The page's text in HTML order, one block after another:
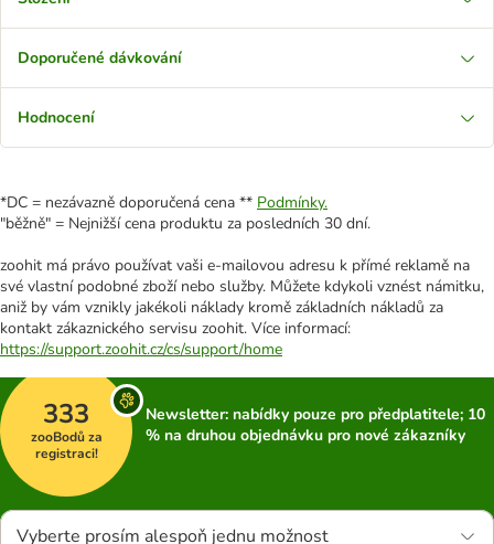
Doporučené dávkování
Hodnocení
*DC = nezávazně doporučená cena ** Podmínky.
"běžně" = Nejnižší cena produktu za posledních 30 dní.
zoohit má právo používat vaši e-mailovou adresu k přímé reklamě na
své vlastní podobné zboží nebo služby. Můžete kdykoli vznést námitku,
aniž by vám vznikly jakékoli náklady kromě základních nákladů za
kontakt zákaznického servisu zoohit. Více informací:
https://support.zoohit.cz/cs/support/home
333
zooBodů za
registraci!
Newsletter: nabídky pouze pro předplatitele; 10
% na druhou objednávku pro nové zákazníky
Vyberte prosím alespoň jednu možnost